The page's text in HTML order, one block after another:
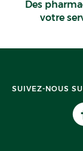
Des
votre
SUIVEZ-NOUS